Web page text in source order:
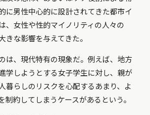
に男性中心的に設計されてきた都市イ
、女性や性的マイノリティの人々の
きな影響を与えてきた。
は、現代特有の現象だ。例えば、地方
学しようとする女子学生に対し、親が
暮らしのリスクを心配するあまり、よ
制約してしまうケースがあるという。